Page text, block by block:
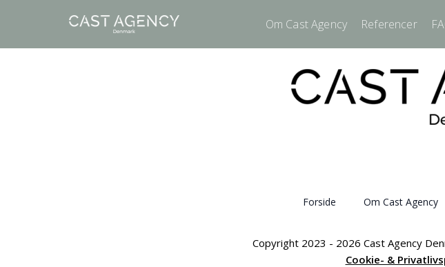
Om Cast Agency Referencer
Forside Om Cast Agency
Copyright 2023 - 2026 Cast Agency
Cookie- &